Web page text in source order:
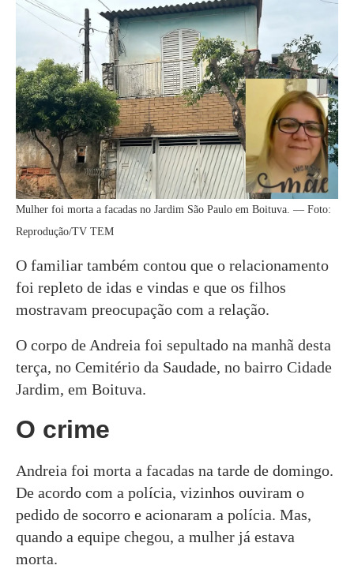
Mulher foi morta a facadas no Jardim São Paulo em Boituva. — Foto:
Reprodução/TV TEM
O familiar também contou que o relacionamento
foi repleto de idas e vindas e que os filhos
mostravam preocupação com a relação.
O corpo de Andreia foi sepultado na manhã desta
terça, no Cemitério da Saudade, no bairro Cidade
Jardim, em Boituva.
O crime
Andreia foi morta a facadas na tarde de domingo.
De acordo com a polícia, vizinhos ouviram o
pedido de socorro e acionaram a polícia. Mas,
quando a equipe chegou, a mulher já estava
morta.